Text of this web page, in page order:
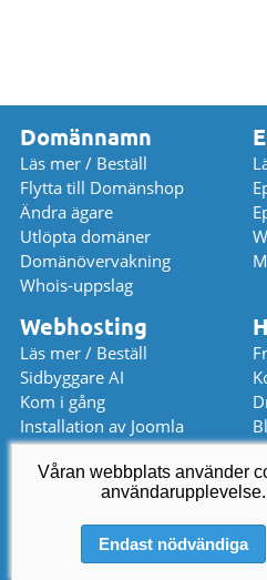
Domännamn
Läs mer / Beställ
Flytta till Domänshop
Ändra ägare
Utlöpta domäner
Domänövervakning
Whois-uppslag
Webhosting
Läs mer / Beställ
Sidbyggare AI
Kom i gång
Installation av Joomla
Installation av WordPress
kundservice@
08 559 367 52 (08-
© 2026
Våran webbplats använder
användarupplevelse.
Endast nödvändiga